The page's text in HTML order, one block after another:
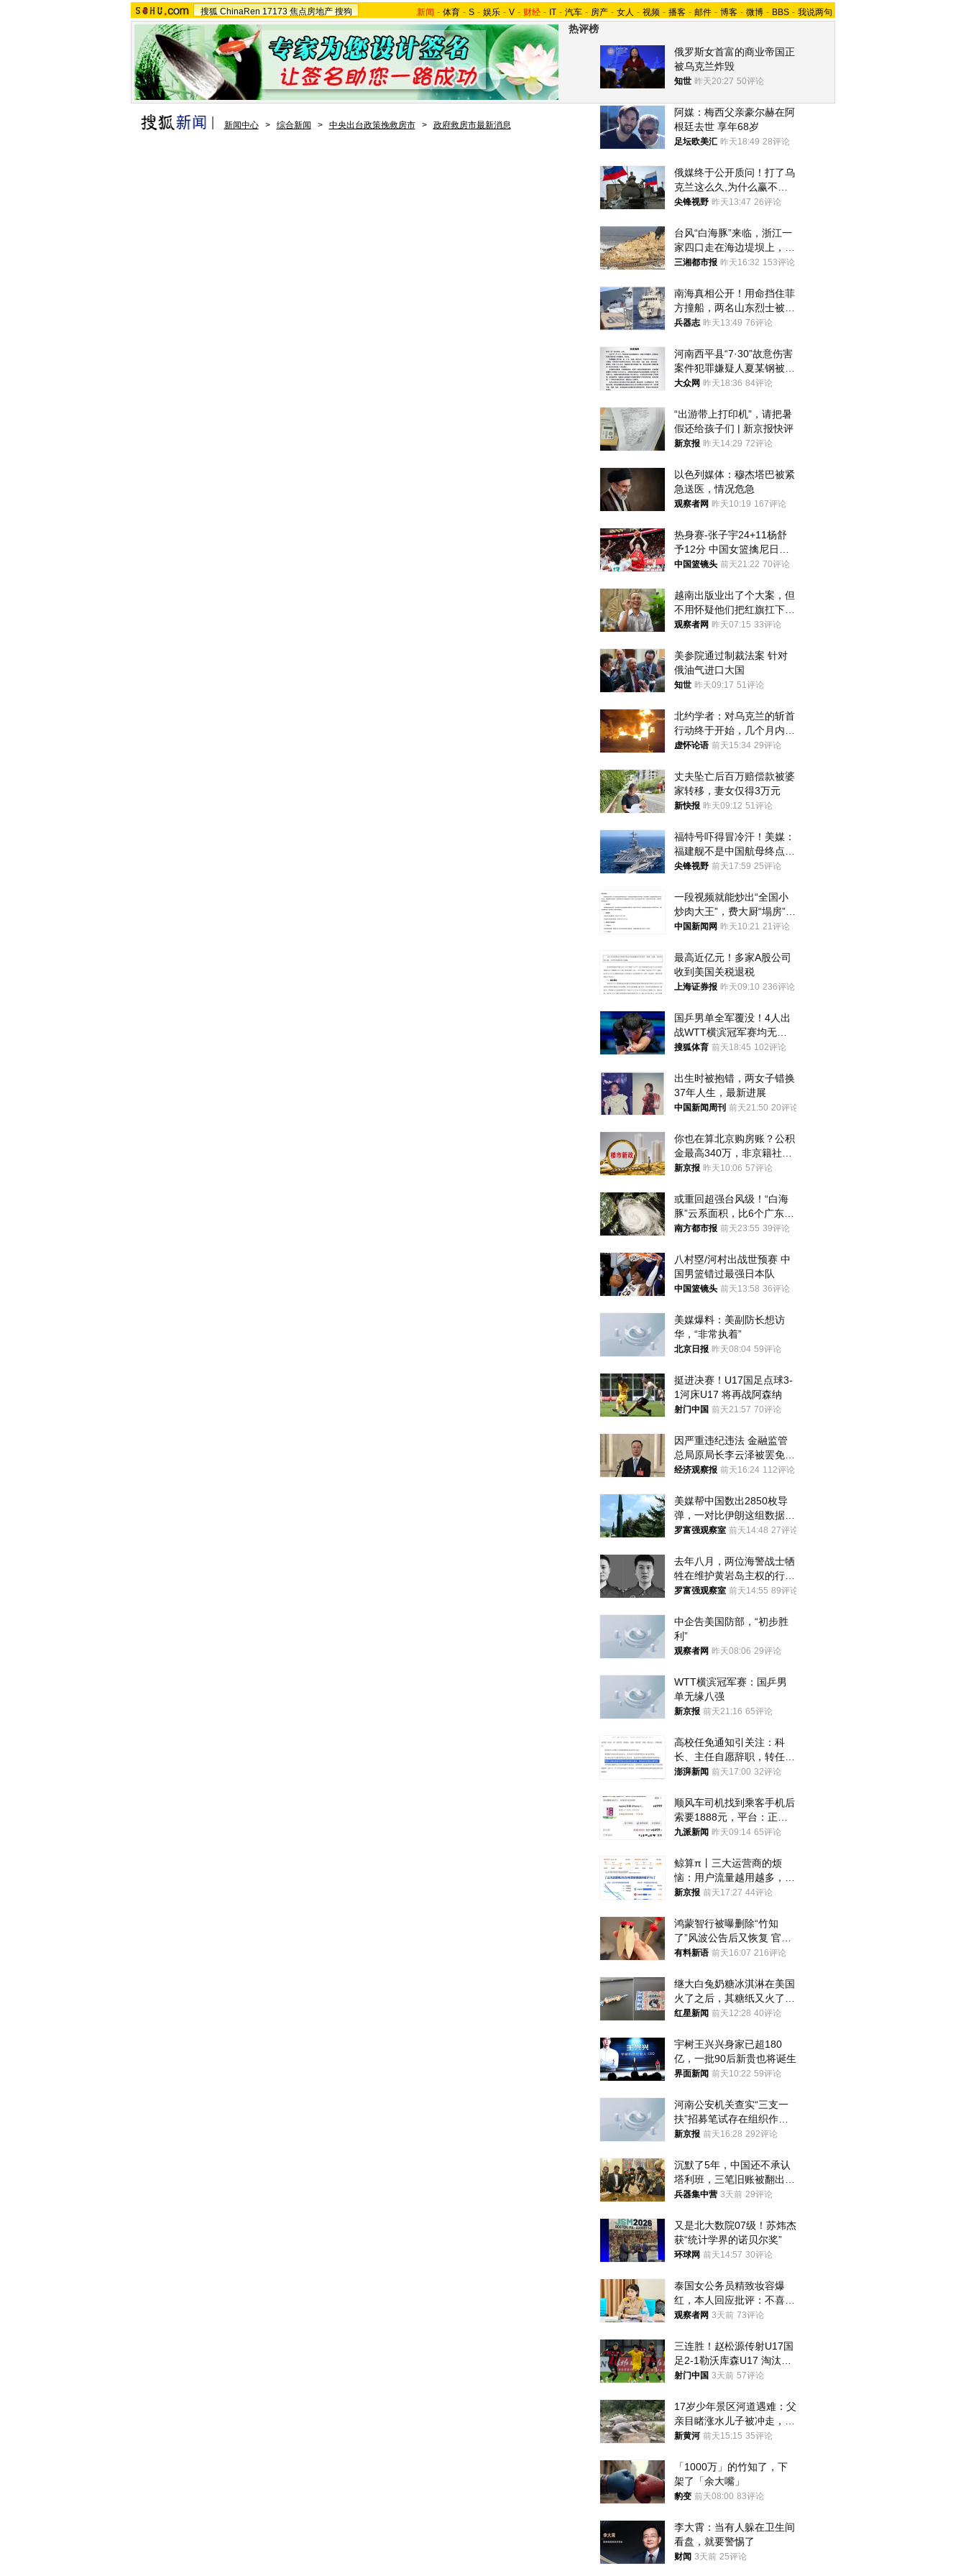
搜狐 ChinaRen 17173 焦点房地产 搜狗 新闻 - 体育 - S - 娱乐 - V - 财经 - IT - 汽车 - 房产 - 女人 - 视频 - 播客 - 邮件 - 博客 - 微博 - BBS - 我说两句
热评榜
俄罗斯女首富的商业帝国正
被乌克兰炸毁
知世 昨天20:27 50评论
阿媒：梅西父亲豪尔赫在阿
根廷去世 享年68岁
足坛欧美汇 昨天18:49 28评论
俄媒终于公开质问！打了乌
克兰这么久,为什么赢不了?
答案令人沉默
尖锋视野 昨天13:47 26评论
台风“白海豚”来临，浙江一
家四口走在海边堤坝上，其
中9岁男孩被巨浪卷入海
三湘都市报 昨天16:32 153评论
南海真相公开！用命挡住菲
方撞船，两名山东烈士被授
武警最高荣誉
兵器志 昨天13:49 76评论
河南西平县“7·30”故意伤害
案件犯罪嫌疑人夏某钢被抓
获
大众网 昨天18:36 84评论
“出游带上打印机”，请把暑
假还给孩子们 | 新京报快评
新京报 昨天14:29 72评论
以色列媒体：穆杰塔巴被紧
急送医，情况危急
观察者网 昨天10:19 167评论
热身赛-张子宇24+11杨舒
予12分 中国女篮擒尼日利
亚
中国篮镜头 前天21:22 70评论
越南出版业出了个大案，但
不用怀疑他们把红旗扛下去
的决心
观察者网 昨天07:15 33评论
美参院通过制裁法案 针对
俄油气进口大国
知世 昨天09:17 51评论
北约学者：对乌克兰的斩首
行动终于开始，几个月内乌
将投降
虚怀论语 前天15:34 29评论
丈夫坠亡后百万赔偿款被婆
家转移，妻女仅得3万元
新快报 昨天09:12 51评论
福特号吓得冒冷汗！美媒：
福建舰不是中国航母终点，
而是新起点！
尖锋视野 前天17:59 25评论
一段视频就能炒出“全国小
炒肉大王”，费大厨“塌房”了
吗？
中国新闻网 昨天10:21 21评论
最高近亿元！多家A股公司
收到美国关税退税
上海证券报 昨天09:10 236评论
国乒男单全军覆没！4人出
战WTT横滨冠军赛均无缘
八强
搜狐体育 前天18:45 102评论
出生时被抱错，两女子错换
37年人生，最新进展
中国新闻周刊 前天21:50 20评论
你也在算北京购房账？公积
金最高340万，非京籍社保
1年
新京报 昨天10:06 57评论
或重回超强台风级！“白海
豚”云系面积，比6个广东还
大！深圳官方：注意这件事
南方都市报 前天23:55 39评论
八村塁/河村出战世预赛 中
国男篮错过最强日本队
中国篮镜头 前天13:58 36评论
美媒爆料：美副防长想访
华，“非常执着”
北京日报 昨天08:04 59评论
挺进决赛！U17国足点球3-
1河床U17 将再战阿森纳
射门中国 前天21:57 70评论
因严重违纪违法 金融监管
总局原局长李云泽被罢免全
国人大代表
经济观察报 前天16:24 112评论
美媒帮中国数出2850枚导
弹，一对比伊朗这组数据，
发现出大事了
罗富强观察室 前天14:48 27评论
去年八月，两位海警战士牺
牲在维护黄岩岛主权的行动
中
罗富强观察室 前天14:55 89评论
中企告美国防部，“初步胜
利”
观察者网 昨天08:06 29评论
WTT横滨冠军赛：国乒男
单无缘八强
新京报 前天21:16 65评论
高校任免通知引关注：科
长、主任自愿辞职，转任思
政辅导员
澎湃新闻 前天17:00 32评论
顺风车司机找到乘客手机后
索要1888元，平台：正和
司机沟通协商
九派新闻 昨天09:14 65评论
鲸算π丨三大运营商的烦
恼：用户流量越用越多，收
入却越来越少
新京报 前天17:27 44评论
鸿蒙智行被曝删除“竹知
了”风波公告后又恢复 官媒
曾力挺：劝华为要大度的，
有料新语 前天16:07 216评论
继大白兔奶糖冰淇淋在美国
火了之后，其糖纸又火了！
海外博主盛赞：平面设计经
红星新闻 前天12:28 40评论
宇树王兴兴身家已超180
亿，一批90后新贵也将诞生
界面新闻 前天10:22 59评论
河南公安机关查实“三支一
扶”招募笔试存在组织作弊
犯罪行为
新京报 前天16:28 292评论
沉默了5年，中国还不承认
塔利班，三笔旧账被翻出，
最大风险出现
兵器集中营 3天前 29评论
又是北大数院07级！苏炜杰
获“统计学界的诺贝尔奖”
环球网 前天14:57 30评论
泰国女公务员精致妆容爆
红，本人回应批评：不喜欢
就别看
观察者网 3天前 73评论
三连胜！赵松源传射U17国
足2-1勒沃库森U17 淘汰赛
将战河床
射门中国 3天前 57评论
17岁少年景区河道遇难：父
亲目睹涨水儿子被冲走，当
地排除上游泄洪，家属盼厘
新黄河 前天15:15 35评论
「1000万」的竹知了，下
架了「余大嘴」
豹变 前天08:00 83评论
李大霄：当有人躲在卫生间
看盘，就要警惕了
财闻 3天前 25评论
新闻中心 > 综合新闻 > 中央出台政策挽救房市 > 政府救房市最新消息